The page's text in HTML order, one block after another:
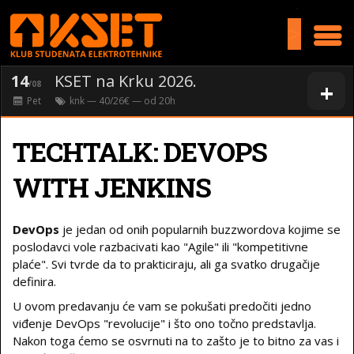
+
14/08 KSET na Krku 2026.
Pet knk— 40/26€ — od 20h
TECHTALK: DEVOPS
WITH JENKINS
DevOps je jedan od onih popularnih buzzwordova kojime se
poslodavci vole razbacivati kao "Agile" ili "kompetitivne
plaće". Svi tvrde da to prakticiraju, ali ga svatko drugačije
definira.
U ovom predavanju će vam se pokušati predočiti jedno
viđenje DevOps "revolucije" i što ono točno predstavlja.
Nakon toga ćemo se osvrnuti na to zašto je to bitno za vas i